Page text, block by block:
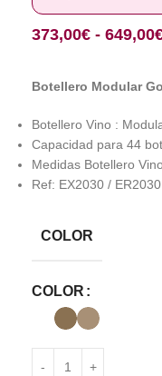
373,00€ - 649,00
Botellero Modular
Botellero Vino :
Capacidad para 44
Medidas Botellero
Ref: EX2030 /
COLOR
COLOR